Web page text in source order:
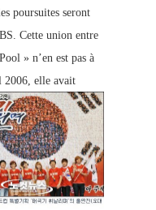
poursuites seront
Cette union entre
» n’en est pas à
2006, elle avait